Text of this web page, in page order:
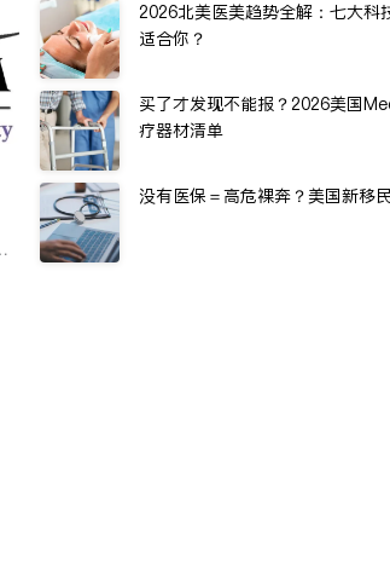
2026北美医美趋势全解：七大科
适合你？
买了才发现不能报？2026美国
疗器材清单
没有医保＝高危裸奔？美国新移